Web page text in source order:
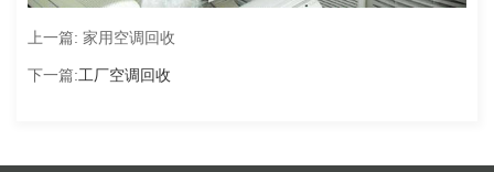
上一篇: 家用空调回收
下一篇:工厂空调回收